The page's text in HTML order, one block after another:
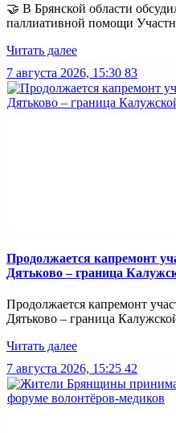
🤝 В Брянской области
паллиативной помощи
Читать далее
7 августа 2026, 15:30 83
Продолжается капремонт
Дятьково – граница
Продолжается капремонт
Дятьково – граница
Читать далее
7 августа 2026, 15:25 42